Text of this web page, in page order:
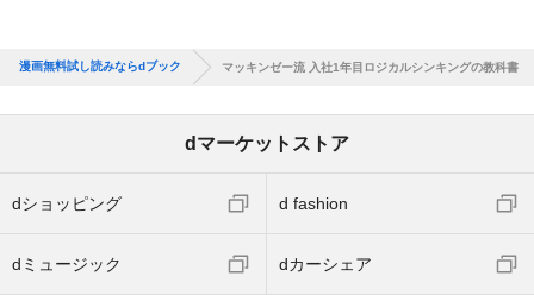
漫画無料試し読みならdブック マッキンゼー流 入社1年目ロジカルシンキングの教科書
dマーケットストア
dショッピング d fashion
dミュージック dカーシェア